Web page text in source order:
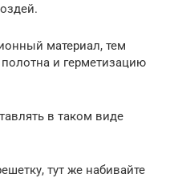
материал, тем
и герметизацию
в таком виде
тут же набивайте